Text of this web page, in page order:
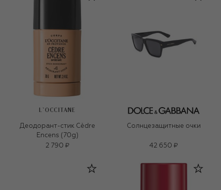
L`OCCITANE
Деодорант-стик Cèdre
Encens (70g)
2 790 ₽
Солнцезащитные очки
42 650 ₽